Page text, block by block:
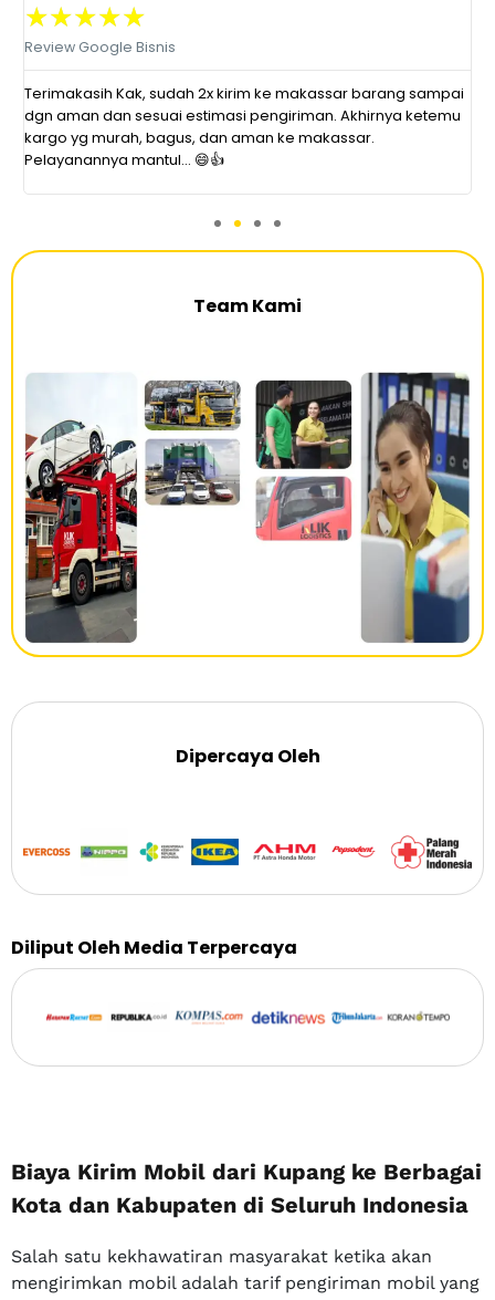
★★★★★
Review Google Bisnis
Terimakasih Kak, sudah 2x kirim ke makassar barang sampai
dgn aman dan sesuai estimasi pengiriman. Akhirnya ketemu
kargo yg murah, bagus, dan aman ke makassar.
Pelayanannya mantul... 😄👍
Team Kami
Dipercaya Oleh
Diliput Oleh Media Terpercaya
Biaya Kirim Mobil dari Kupang ke Berbagai
Kota dan Kabupaten di Seluruh Indonesia
Salah satu kekhawatiran masyarakat ketika akan
mengirimkan mobil adalah tarif pengiriman mobil yang